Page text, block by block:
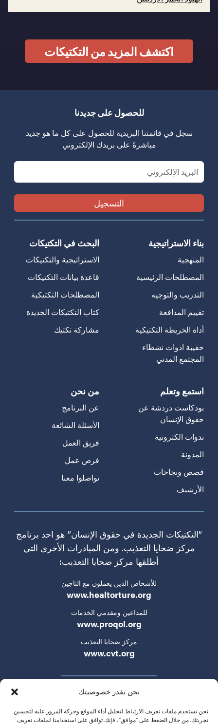
نحن نقدر خصوصيتك
نحن نستخدم ملفات تعريف الارتباط لتحليل أداء الموقع وحركة المرور عليه لتحسين
تجربتك. من خلال الضغط على "موافق"، فإنك توافق على استخدامنا لملفات تعريف
اكتشف المزيد من التكتيكات
للحصول على جديدنا
سجل في قائمتنا البريدية للحصول على كل ما هو جديد
مباشرةً على بريدك الإلكتروني
Email
بناء الاستراتيجية
المنهجية
المصطلحات الرئيسية
التدريب والتوجيه
تقييم المدافعة
أداة الخريطة التكتيكية
حقيبة ادوات نشطاء
المجتمع المدني
البحث في التكتيكات
الاستراتيجية والتكتيكات
قاعدة بيانات التكتيكات
المصطلحات التكتيكية
كتاب التكتيكات الجديدة
مشاركة تكتيك
استمع وتعلم
بودكاست دردشة عن
حقوق الإنسان
ندوات الكترونية
المدونة
قصص ونجاحات
الأرشيف
من نحن
عن البرنامج
الأسئلة الشائعة
فريق العمل
فرص عمل
تواصلوا معنا
“التكتيكات الجديدة في حقوق الإنسان” هو احد برنامج
مركز ضحايا التعذيب. ومن المبادرات الأخرى التي
أطلقها مركز ضحايا التعذيب:
للأشخاص الذين يعملون مع الناجين
www.healtorture.org
للمداعين ومقدمي الخدمات
www.proqol.org
مركز ضحايا التعذيب
www.cvt.org